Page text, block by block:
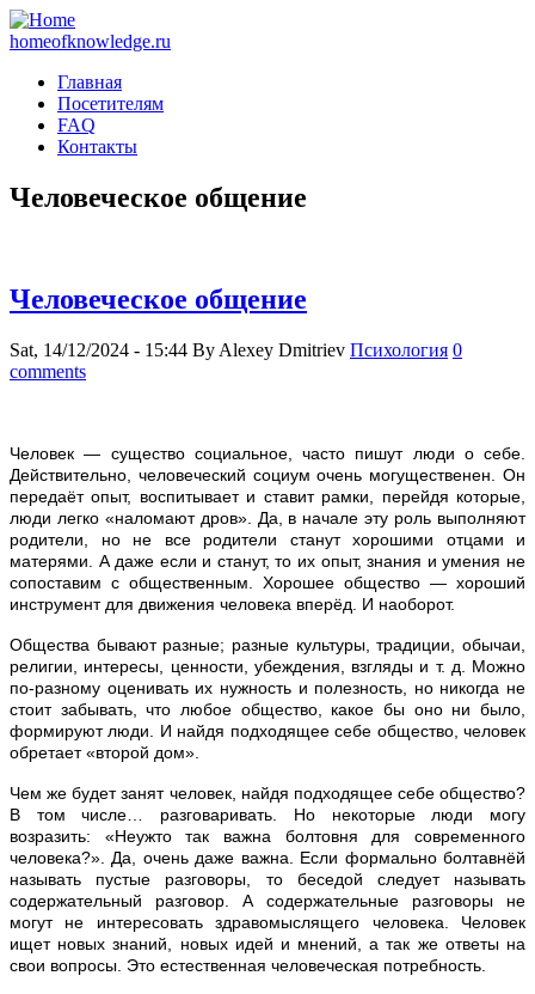
homeofknowledge.ru
Главная
Посетителям
FAQ
Контакты
Человеческое общение
Человеческое общение
Sat, 14/12/2024 - 15:44 By Alexey Dmitriev Психология 0
comments
Человек — существо социальное, часто пишут люди о себе.
Действительно, человеческий социум очень могущественен. Он
передаёт опыт, воспитывает и ставит рамки, перейдя которые,
люди легко «наломают дров». Да, в начале эту роль выполняют
родители, но не все родители станут хорошими отцами и
матерями. А даже если и станут, то их опыт, знания и умения не
сопоставим с общественным. Хорошее общество — хороший
инструмент для движения человека вперёд. И наоборот.
Общества бывают разные; разные культуры, традиции, обычаи,
религии, интересы, ценности, убеждения, взгляды и т. д. Можно
по-разному оценивать их нужность и полезность, но никогда не
стоит забывать, что любое общество, какое бы оно ни было,
формируют люди. И найдя подходящее себе общество, человек
обретает «второй дом».
Чем же будет занят человек, найдя подходящее себе общество?
В том числе… разговаривать. Но некоторые люди могу
возразить: «Неужто так важна болтовня для современного
человека?». Да, очень даже важна. Если формально болтавнёй
называть пустые разговоры, то беседой следует называть
содержательный разговор. А содержательные разговоры не
могут не интересовать здравомыслящего человека. Человек
ищет новых знаний, новых идей и мнений, а так же ответы на
свои вопросы. Это естественная человеческая потребность.